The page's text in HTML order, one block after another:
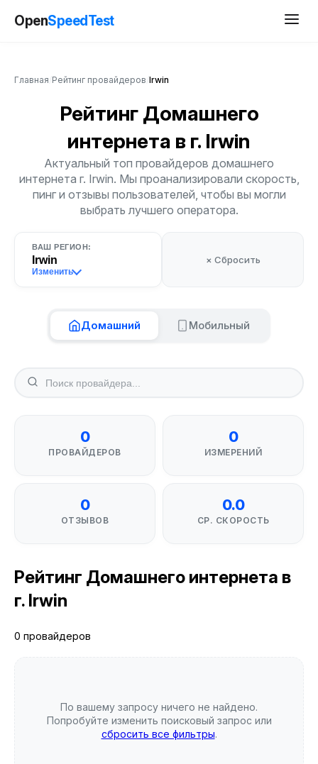
OpenSpeedTest
Главная Рейтинг провайдеров Irwin
Рейтинг Домашнего
интернета в г. Irwin
Актуальный топ провайдеров домашнего
интернета г. Irwin. Мы проанализировали скорость,
пинг и отзывы пользователей, чтобы вы могли
выбрать лучшего оператора.
ВАШ РЕГИОН:
Irwin
Изменить
× Сбросить
Домашний Мобильный
0
ПРОВАЙДЕРОВ
0
ИЗМЕРЕНИЙ
0
ОТЗЫВОВ
0.0
СР. СКОРОСТЬ
Рейтинг Домашнего интернета в
г. Irwin
0 провайдеров
По вашему запросу ничего не найдено.
Попробуйте изменить поисковый запрос или
сбросить все фильтры.